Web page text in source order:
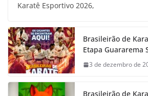
Karatê Esportivo 2026,
Brasileirão de
Etapa Guararema
3 de dezembro de
Brasileirão de